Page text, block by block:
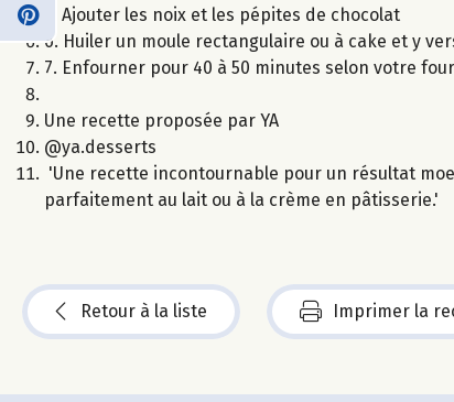
5. Ajouter les noix et les pépites de chocolat
6. Huiler un moule rectangulaire ou à cake et y
7. Enfourner pour 40 à 50 minutes selon votre four
Une recette proposée par YA
@ya.desserts
'Une recette incontournable pour un résultat
parfaitement au lait ou à la crème en pâtisserie.'
Retour à la liste Imprimer la